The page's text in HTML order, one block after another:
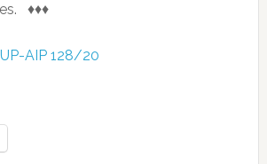
♦♦♦
AIP 128/20